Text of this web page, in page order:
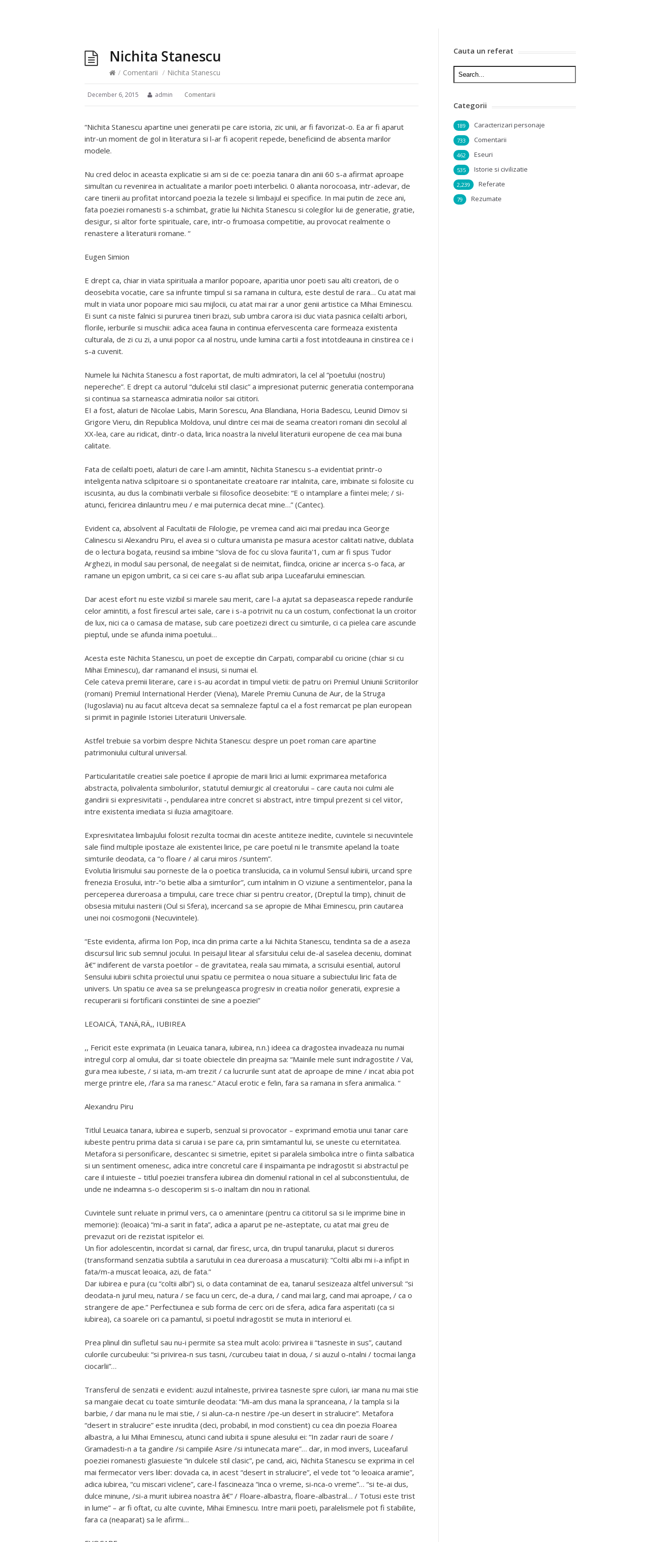
Nichita Stanescu
/ Comentarii / Nichita Stanescu
December 6, 2015 admin Comentarii
“Nichita Stanescu apartine unei generatii pe care istoria, zic unii, ar fi favorizat-o. Ea ar fi aparut
intr-un moment de gol in literatura si l-ar fi acoperit repede, beneficiind de absenta marilor
modele.
Nu cred deloc in aceasta explicatie si am si de ce: poezia tanara din anii 60 s-a afirmat aproape
simultan cu revenirea in actualitate a marilor poeti interbelici. 0 alianta norocoasa, intr-adevar, de
care tinerii au profitat intorcand poezia la tezele si limbajul ei specifice. In mai putin de zece ani,
fata poeziei romanesti s-a schimbat, gratie lui Nichita Stanescu si colegilor lui de generatie, gratie,
desigur, si altor forte spirituale, care, intr-o frumoasa competitie, au provocat realmente o
renastere a literaturii romane. “
Eugen Simion
E drept ca, chiar in viata spirituala a marilor popoare, aparitia unor poeti sau alti creatori, de o
deosebita vocatie, care sa infrunte timpul si sa ramana in cultura, este destul de rara… Cu atat mai
mult in viata unor popoare mici sau mijlocii, cu atat mai rar a unor genii artistice ca Mihai Eminescu.
Ei sunt ca niste falnici si pururea tineri brazi, sub umbra carora isi duc viata pasnica ceilalti arbori,
florile, ierburile si muschii: adica acea fauna in continua efervescenta care formeaza existenta
culturala, de zi cu zi, a unui popor ca al nostru, unde lumina cartii a fost intotdeauna in cinstirea ce i
s-a cuvenit.
Numele lui Nichita Stanescu a fost raportat, de multi admiratori, la cel al “poetului (nostru)
nepereche”. E drept ca autorul “dulcelui stil clasic” a impresionat puternic generatia contemporana
si continua sa starneasca admiratia noilor sai cititori.
EI a fost, alaturi de Nicolae Labis, Marin Sorescu, Ana Blandiana, Horia Badescu, Leunid Dimov si
Grigore Vieru, din Republica Moldova, unul dintre cei mai de seama creatori romani din secolul al
XX-lea, care au ridicat, dintr-o data, lirica noastra la nivelul literaturii europene de cea mai buna
calitate.
Fata de ceilalti poeti, alaturi de care l-am amintit, Nichita Stanescu s-a evidentiat printr-o
inteligenta nativa sclipitoare si o spontaneitate creatoare rar intalnita, care, imbinate si folosite cu
iscusinta, au dus la combinatii verbale si filosofice deosebite: “E o intamplare a fiintei mele; / si-
atunci, fericirea dinlauntru meu / e mai puternica decat mine…” (Cantec).
Evident ca, absolvent al Facultatii de Filologie, pe vremea cand aici mai predau inca George
Calinescu si Alexandru Piru, el avea si o cultura umanista pe masura acestor calitati native, dublata
de o lectura bogata, reusind sa imbine “slova de foc cu slova faurita'1, cum ar fi spus Tudor
Arghezi, in modul sau personal, de neegalat si de neimitat, fiindca, oricine ar incerca s-o faca, ar
ramane un epigon umbrit, ca si cei care s-au aflat sub aripa Luceafarului eminescian.
Dar acest efort nu este vizibil si marele sau merit, care l-a ajutat sa depaseasca repede randurile
celor amintiti, a fost firescul artei sale, care i s-a potrivit nu ca un costum, confectionat la un croitor
de lux, nici ca o camasa de matase, sub care poetizezi direct cu simturile, ci ca pielea care ascunde
pieptul, unde se afunda inima poetului…
Acesta este Nichita Stanescu, un poet de exceptie din Carpati, comparabil cu oricine (chiar si cu
Mihai Eminescu), dar ramanand el insusi, si numai el.
Cele cateva premii literare, care i s-au acordat in timpul vietii: de patru ori Premiul Uniunii Scriitorilor
(romani) Premiul International Herder (Viena), Marele Premiu Cununa de Aur, de la Struga
(Iugoslavia) nu au facut altceva decat sa semnaleze faptul ca el a fost remarcat pe plan european
si primit in paginile Istoriei Literaturii Universale.
Astfel trebuie sa vorbim despre Nichita Stanescu: despre un poet roman care apartine
patrimoniului cultural universal.
Particularitatile creatiei sale poetice il apropie de marii lirici ai lumii: exprimarea metaforica
abstracta, polivalenta simbolurilor, statutul demiurgic al creatorului – care cauta noi culmi ale
gandirii si expresivitatii -, pendularea intre concret si abstract, intre timpul prezent si cel viitor,
intre existenta imediata si iluzia amagitoare.
Expresivitatea limbajului folosit rezulta tocmai din aceste antiteze inedite, cuvintele si necuvintele
sale fiind multiple ipostaze ale existentei lirice, pe care poetul ni le transmite apeland la toate
simturile deodata, ca “o floare / al carui miros /suntem”.
Evolutia lirismului sau porneste de la o poetica translucida, ca in volumul Sensul iubirii, urcand spre
frenezia Erosului, intr-“o betie alba a simturilor”, cum intalnim in O viziune a sentimentelor, pana la
perceperea dureroasa a timpului, care trece chiar si pentru creator, (Dreptul la timp), chinuit de
obsesia mitului nasterii (Oul si Sfera), incercand sa se apropie de Mihai Eminescu, prin cautarea
unei noi cosmogonii (Necuvintele).
“Este evidenta, afirma Ion Pop, inca din prima carte a lui Nichita Stanescu, tendinta sa de a aseza
discursul liric sub semnul jocului. In peisajul litear al sfarsitului celui de-al saselea deceniu, dominat
â€” indiferent de varsta poetilor – de gravitatea, reala sau mimata, a scrisului esential, autorul
Sensului iubirii schita proiectul unui spatiu ce permitea o noua situare a subiectului liric fata de
univers. Un spatiu ce avea sa se prelungeasca progresiv in creatia noilor generatii, expresie a
recuperarii si fortificarii constiintei de sine a poeziei”
LEOAICÄ‚ TANÄ‚RÄ‚, IUBIREA
,, Fericit este exprimata (in Leuaica tanara, iubirea, n.n.) ideea ca dragostea invadeaza nu numai
intregul corp al omului, dar si toate obiectele din preajma sa: “Mainile mele sunt indragostite / Vai,
gura mea iubeste, / si iata, m-am trezit / ca lucrurile sunt atat de aproape de mine / incat abia pot
merge printre ele, /fara sa ma ranesc.” Atacul erotic e felin, fara sa ramana in sfera animalica. “
Alexandru Piru
Titlul Leuaica tanara, iubirea e superb, senzual si provocator – exprimand emotia unui tanar care
iubeste pentru prima data si caruia i se pare ca, prin simtamantul lui, se uneste cu eternitatea.
Metafora si personificare, descantec si simetrie, epitet si paralela simbolica intre o fiinta salbatica
si un sentiment omenesc, adica intre concretul care il inspaimanta pe indragostit si abstractul pe
care il intuieste – titlul poeziei transfera iubirea din domeniul rational in cel al subconstientului, de
unde ne indeamna s-o descoperim si s-o inaltam din nou in rational.
Cuvintele sunt reluate in primul vers, ca o amenintare (pentru ca cititorul sa si le imprime bine in
memorie): (leoaica) “mi-a sarit in fata”, adica a aparut pe ne-asteptate, cu atat mai greu de
prevazut ori de rezistat ispitelor ei.
Un fior adolescentin, incordat si carnal, dar firesc, urca, din trupul tanarului, placut si dureros
(transformand senzatia subtila a sarutului in cea dureroasa a muscaturii): “Coltii albi mi i-a infipt in
fata/m-a muscat leoaica, azi, de fata.”
Dar iubirea e pura (cu “coltii albi”) si, o data contaminat de ea, tanarul sesizeaza altfel universul: “si
deodata-n jurul meu, natura / se facu un cerc, de-a dura, / cand mai larg, cand mai aproape, / ca o
strangere de ape.” Perfectiunea e sub forma de cerc ori de sfera, adica fara asperitati (ca si
iubirea), ca soarele ori ca pamantul, si poetul indragostit se muta in interiorul ei.
Prea plinul din sufletul sau nu-i permite sa stea mult acolo: privirea ii “tasneste in sus”, cautand
culorile curcubeului: “si privirea-n sus tasni, /curcubeu taiat in doua, / si auzul o-ntalni / tocmai langa
ciocarlii”…
Transferul de senzatii e evident: auzul intalneste, privirea tasneste spre culori, iar mana nu mai stie
sa mangaie decat cu toate simturile deodata: “Mi-am dus mana la spranceana, / la tampla si la
barbie, / dar mana nu le mai stie, / si alun-ca-n nestire /pe-un desert in stralucire”. Metafora
“desert in stralucire” este inrudita (deci, probabil, in mod constient) cu cea din poezia Floarea
albastra, a lui Mihai Eminescu, atunci cand iubita ii spune alesului ei: “In zadar rauri de soare /
Gramadesti-n a ta gandire /si campiile Asire /si intunecata mare”… dar, in mod invers, Luceafarul
poeziei romanesti glasuieste “in dulcele stil clasic”, pe cand, aici, Nichita Stanescu se exprima in cel
mai fermecator vers liber: dovada ca, in acest “desert in stralucire”, el vede tot “o leoaica aramie”,
adica iubirea, “cu miscari viclene”, care-l fascineaza “inca o vreme, si-nca-o vreme”… “si te-ai dus,
dulce minune, /si-a murit iubirea noastra â€” / Floare-albastra, floare-albastral… / Totusi este trist
in lume” – ar fi oftat, cu alte cuvinte, Mihai Eminescu. Intre marii poeti, paralelismele pot fi stabilite,
fara ca (neaparat) sa le afirmi…
Cauta un referat
Categorii
Caracterizari personaje
189
Comentarii
733
Eseuri
462
Istorie si civilizatie
535
Referate
2,239
Rezumate
79